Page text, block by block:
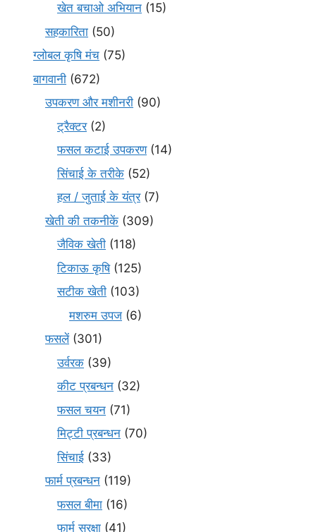
खेत बचाओ अभियान (15)
सहकारिता (50)
ग्लोबल कृषि मंच (75)
बागवानी (672)
उपकरण और मशीनरी (90)
ट्रैक्टर(2)
फसल कटाई उपकरण(14)
सिंचाई के तरीके (52)
हल / जुताई के यंत्र(7)
खेती की तकनीकें (309)
जैविक खेती (118)
टिकाऊ कृषि(125)
सटीक खेती (103)
मशरुम उपज (6)
फसलें(301)
उर्वरक (39)
कीट प्रबन्धन (32)
फसल चयन (71)
मि‌ट्टी प्रबन्धन (70)
सिंचाई (33)
फार्म प्रबन्धन (119)
फसल बीमा (16)
फार्म सुरक्षा (41)